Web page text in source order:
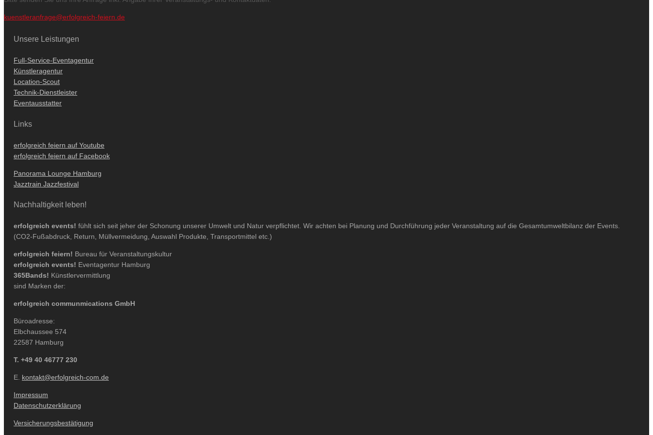
kuenstleranfrage@erfolgreich-feiern.de
Unsere Leistungen
Full-Service-Eventagentur
Künstleragentur
Location-Scout
Technik-Dienstleister
Eventausstatter
Links
erfolgreich feiern auf Youtube
erfolgreich feiern auf Facebook
Panorama Lounge Hamburg
Jazztrain Jazzfestival
Nachhaltigkeit leben!
erfolgreich events! fühlt sich seit jeher der Schonung unserer Umwelt und Natur verpflichtet. Wir achten bei Planung und Durchführung jeder Veranstaltung auf die Gesamtumweltbilanz der Events.
(CO2-Fußabdruck, Return, Müllvermeidung, Auswahl Produkte, Transportmittel etc.)
erfolgreich feiern! Bureau für Veranstaltungskultur
erfolgreich events! Eventagentur Hamburg
365Bands! Künstlervermittlung
sind Marken der:
erfolgreich communmications GmbH
Büroadresse:
Elbchaussee 574
22587 Hamburg
T. +49 40 46777 230
E. kontakt@erfolgreich-com.de
Impressum
Datenschutzerklärung
Versicherungsbestätigung